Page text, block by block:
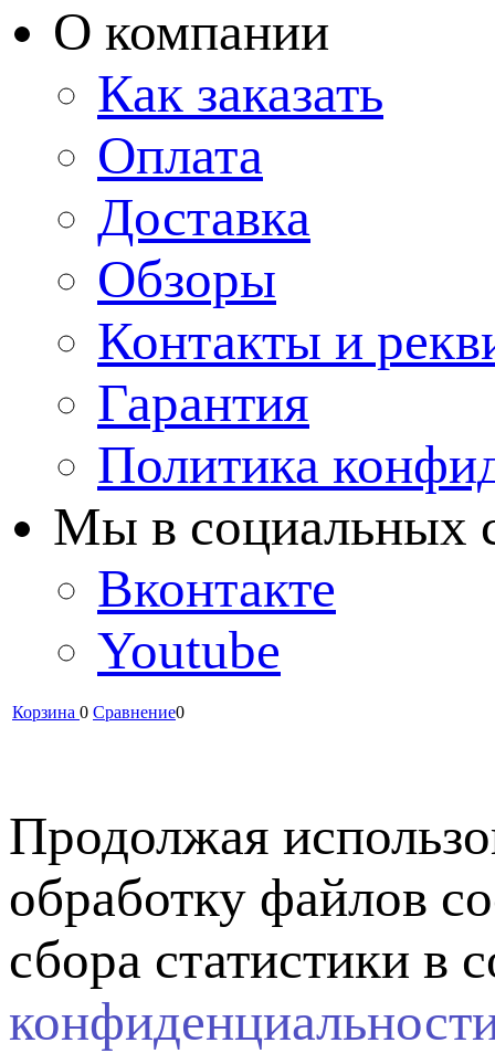
О компании
Как заказать
Оплата
Доставка
Обзоры
Контакты и
Гарантия
Политика
Мы в cоциальных
Вконтакте
Youtube
Корзина 0 Сравнение0
Продолжая
обработку файлов
сбора статистики в